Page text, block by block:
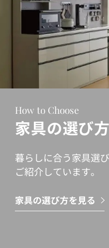
How to Choose
家具の選び方
暮らしに合う家具選
ご紹介しています。
家具の選び方を見る